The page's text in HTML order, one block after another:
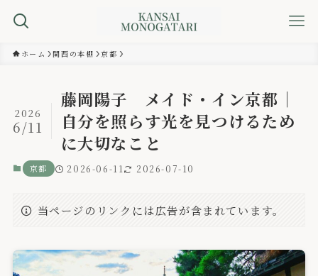
ホーム 関西の本棚 京都
藤岡陽子 メイド・イン京都｜
自分を照らす光を見つけるため
に大切なこと
2026
6/11
京都 2026-06-11 2026-07-10
当ページのリンクには広告が含まれています。